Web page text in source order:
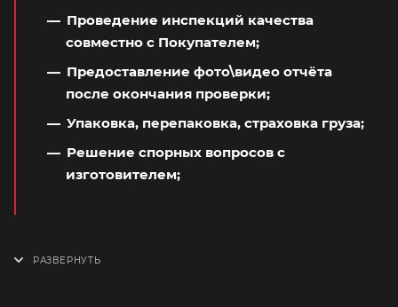
Проведение инспекций качества
совместно с Покупателем;
Предоставление фото\видео отчёта
после окончания проверки;
Упаковка, перепаковка, страховка груза;
Решение спорных вопросов с
изготовителем;